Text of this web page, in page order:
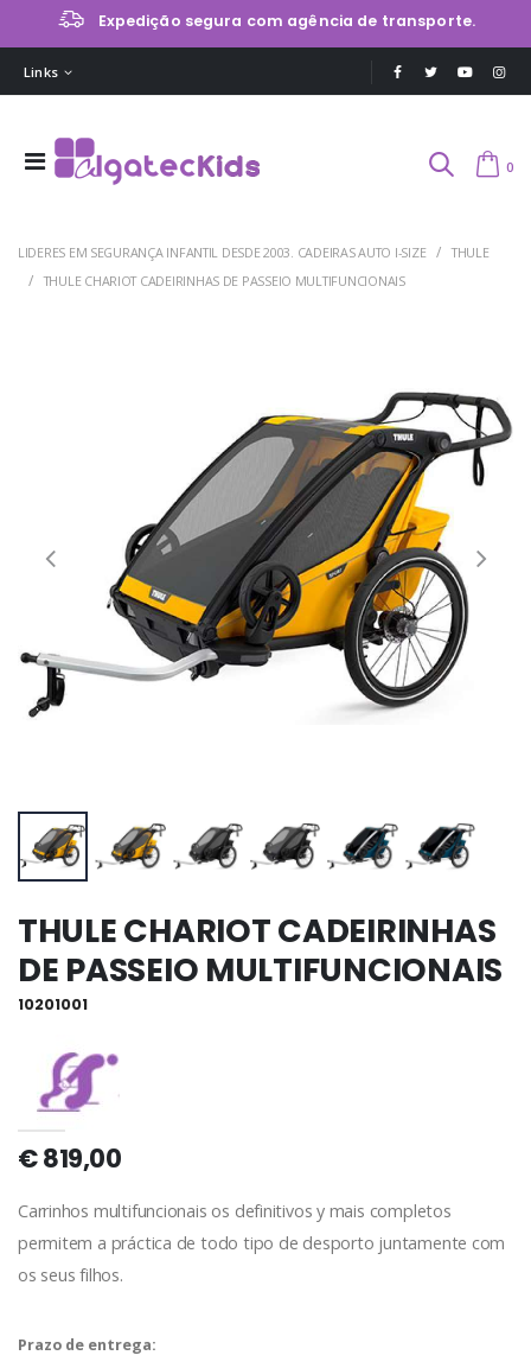
Expedição segura com agência de transporte.
Links
0
LIDERES EM SEGURANÇA INFANTIL DESDE 2003. CADEIRAS AUTO I-SIZE
THULE
THULE CHARIOT CADEIRINHAS DE PASSEIO MULTIFUNCIONAIS
THULE CHARIOT CADEIRINHAS
DE PASSEIO MULTIFUNCIONAIS
10201001
€ 819,00
Carrinhos multifuncionais os definitivos y mais completos
permitem a práctica de todo tipo de desporto juntamente com
os seus filhos.
Prazo de entrega: